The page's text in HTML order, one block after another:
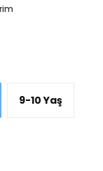
9-10 Yaş